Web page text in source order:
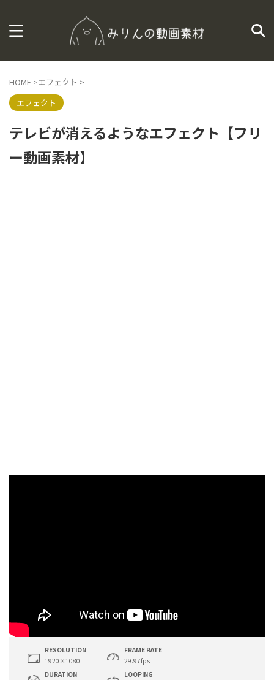
HOME >エフェクト >
エフェクト
テレビが消えるようなエフェクト【フリ
ー動画素材】
RESOLUTION
1920×1080
FRAME RATE
29.97fps
DURATION
LOOPING